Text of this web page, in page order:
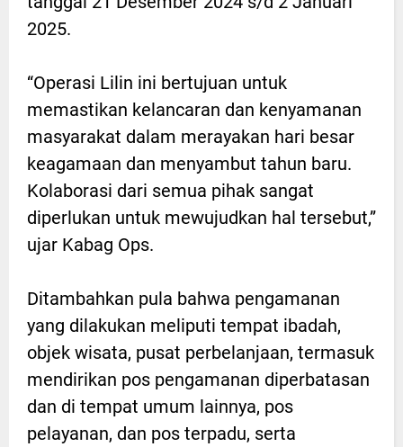
2025.
“Operasi Lilin ini bertujuan untuk
memastikan kelancaran dan kenyamanan
masyarakat dalam merayakan hari besar
keagamaan dan menyambut tahun baru.
Kolaborasi dari semua pihak sangat
diperlukan untuk mewujudkan hal tersebut,”
ujar Kabag Ops.
Ditambahkan pula bahwa pengamanan
yang dilakukan meliputi tempat ibadah,
objek wisata, pusat perbelanjaan, termasuk
mendirikan pos pengamanan diperbatasan
dan di tempat umum lainnya, pos
pelayanan, dan pos terpadu, serta